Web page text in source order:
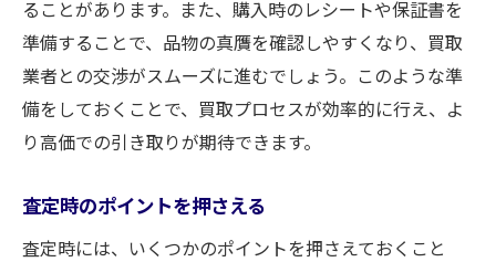
ることがあります。また、購入時のレシートや保証書を
準備することで、品物の真贋を確認しやすくなり、買取
業者との交渉がスムーズに進むでしょう。このような準
備をしておくことで、買取プロセスが効率的に行え、よ
り高価での引き取りが期待できます。
査定時のポイントを押さえる
査定時には、いくつかのポイントを押さえておくこと